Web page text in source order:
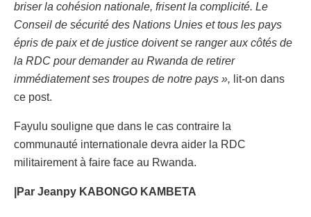
briser la cohésion nationale, frisent la complicité. Le
Conseil de sécurité des Nations Unies et tous les pays
épris de paix et de justice doivent se ranger aux côtés de
la RDC pour demander au Rwanda de retirer
immédiatement ses troupes de notre pays », lit-on dans
ce post.
Fayulu souligne que dans le cas contraire la
communauté internationale devra aider la RDC
militairement à faire face au Rwanda.
|Par Jeanpy KABONGO KAMBETA